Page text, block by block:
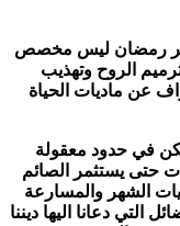
شهر رمضان ليس مخصص
الروح وتهذيب
عن ماديات الحياة
في حدود معقولة
حتى يستثمر الصائم
الشهر والمسارعة
التي دعانا اليها ديننا